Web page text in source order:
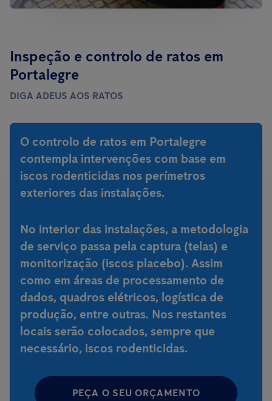
Inspeção e controlo de ratos em
Portalegre
DIGA ADEUS AOS RATOS
O controlo de ratos em Portalegre
contempla intervenções com base em
iscos rodenticidas nos perímetros
exteriores das instalações.
No interior das instalações, a metodologia
de serviço passa pela captura (telas) e
monitorização (iscos placebo). Assim
como em áreas de processamento de
dados, quadros elétricos, logística de
produção, entre outras. Nos restantes
locais serão colocados, sempre que
necessário, iscos rodenticidas.
PEÇA O SEU ORÇAMENTO